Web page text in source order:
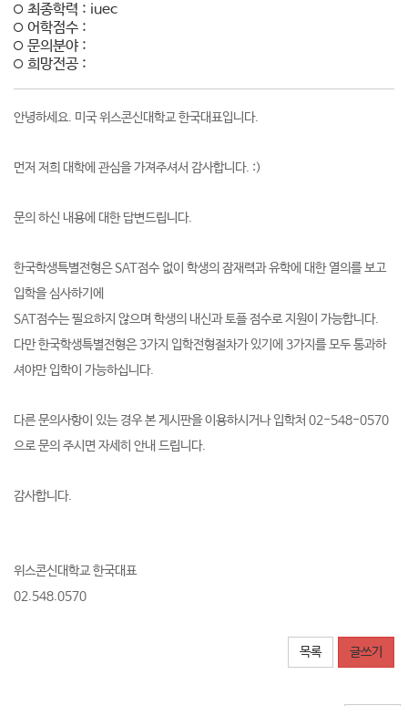
최종학력 : iuec
어학점수 :
문의분야 :
희망전공 :
안녕하세요. 미국 위스콘신대학교 한국대표입니다.
먼저 저희 대학에 관심을 가져주셔서 감사합니다. :)
문의 하신 내용에 대한 답변드립니다.
한국학생특별전형은 SAT점수 없이 학생의 잠재력과 유학에 대한 열의를 보고
입학을 심사하기에
SAT점수는 필요하지 않으며 학생의 내신과 토플 점수로 지원이 가능합니다.
다만 한국학생특별전형은 3가지 입학전형절차가 있기에 3가지를 모두 통과하
셔야만 입학이 가능하십니다.
다른 문의사항이 있는 경우 본 게시판을 이용하시거나 입학처 02-548-0570
으로 문의 주시면 자세히 안내 드립니다.
감사합니다.
위스콘신대학교 한국대표
02.548.0570
목록 글쓰기